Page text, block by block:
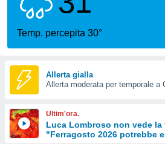
per
le
di
Web
le
Temp. percepita 30°
Allerta gialla
Allerta moderata per temporale a
Ultim'ora.
Luca Lombroso non vede
"Ferragosto 2026 potrebbe